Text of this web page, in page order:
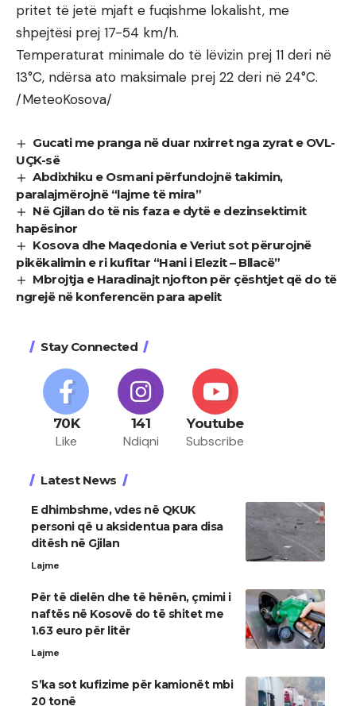
pritet të jetë mjaft e fuqishme lokalisht, me
shpejtësi prej 17-54 km/h.
Temperaturat minimale do të lëvizin prej 11 deri në
13°C, ndërsa ato maksimale prej 22 deri në 24°C.
/MeteoKosova/
Gucati me pranga në duar nxirret nga zyrat e OVL-
UÇK-së
Abdixhiku e Osmani përfundojnë takimin,
paralajmërojnë “lajme të mira”
Në Gjilan do të nis faza e dytë e dezinsektimit
hapësinor
Kosova dhe Maqedonia e Veriut sot përurojnë
pikëkalimin e ri kufitar “Hani i Elezit – Bllacë”
Mbrojtja e Haradinajt njofton për çështjet që do të
ngrejë në konferencën para apelit
Stay Connected
70K
Like
141
Ndiqni
Youtube
Subscribe
Latest News
E dhimbshme, vdes në QKUK
personi që u aksidentua para disa
ditësh në Gjilan
Lajme
Për të dielën dhe të hënën, çmimi i
naftës në Kosovë do të shitet me
1.63 euro për litër
Lajme
S’ka sot kufizime për kamionët mbi
20 tonë